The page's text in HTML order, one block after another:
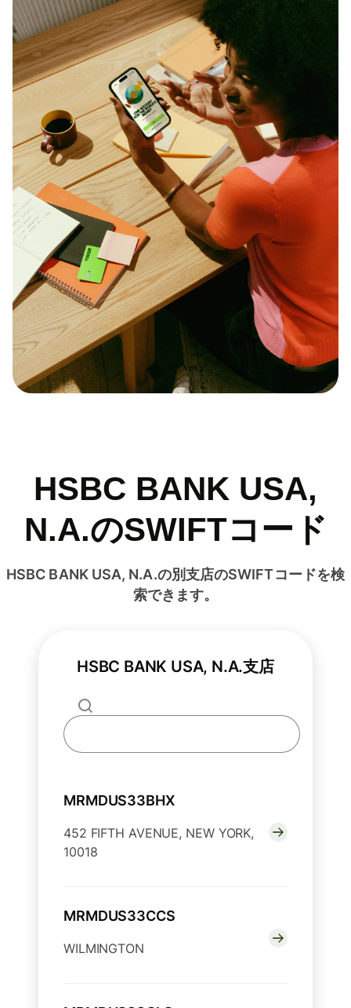
HSBC BANK USA,
N.A.のSWIFTコード
HSBC BANK USA, N.A.の別支店のSWIFTコードを検
索できます。
HSBC BANK USA, N.A.支店
MRMDUS33BHX
452 FIFTH AVENUE, NEW YORK,
10018
MRMDUS33CCS
WILMINGTON